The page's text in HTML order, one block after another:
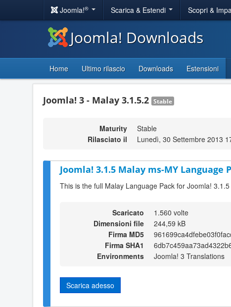
Joomla!® Scarica & Estendi Scopri &
Joomla! Downloads
Home Ultimo rilascio Downloads Estensioni
Joomla! 3 - Malay 3.1.5.2 Stable
Maturity
Stable
Rilasciato il
Lunedì, 30 Settembre 2013
Joomla! 3.1.5 Malay ms-MY Language
This is the full Malay Language Pack for Joomla! 3.1.5
Scaricato
1.560 volte
Dimensioni file
244,59 kB
Firma MD5
Firma SHA1
Environments
Joomla! 3 Translations
Scarica adesso